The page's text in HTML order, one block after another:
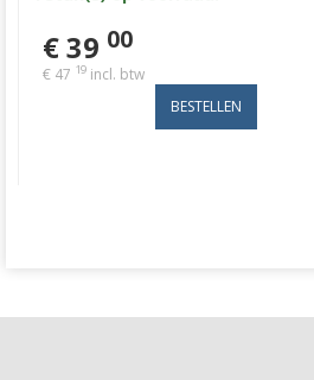
€ 39 00
€ 47 19incl. btw